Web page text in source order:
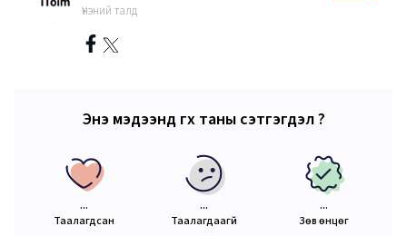
Үнэний талд
Энэ мэдээнд өгөх таны сэтгэгдэл ?
...
Таалагдсан
...
Таалагдаагүй
...
Зөв өнцөг